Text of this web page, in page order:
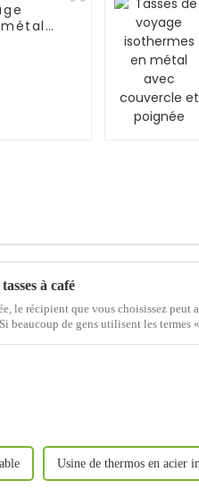
à café
le récipient que vous choisissez peut
de gens utilisent les termes «
Usine de thermos en acier